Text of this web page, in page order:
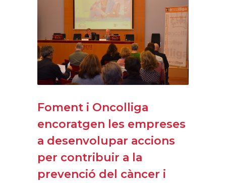
Foment i Oncolliga
encoratgen les empreses
a desenvolupar accions
per contribuir a la
prevenció del càncer i